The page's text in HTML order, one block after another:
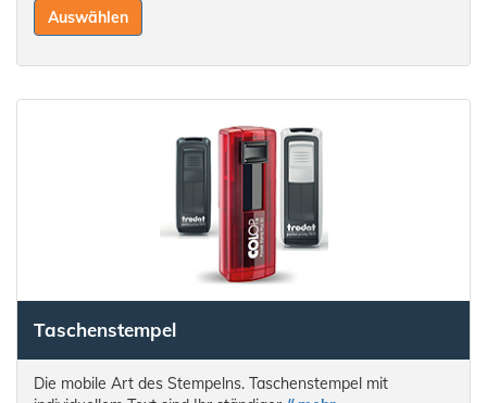
Auswählen
Taschenstempel
Die mobile Art des Stempelns. Taschenstempel mit